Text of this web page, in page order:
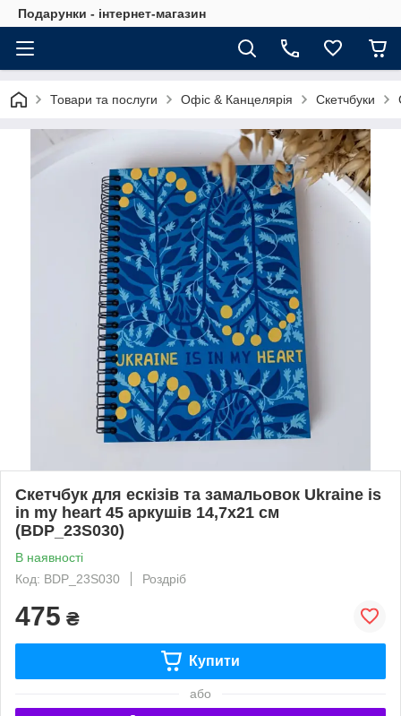
Подарунки - інтернет-магазин
Товари та послуги Офіс & Канцелярія Скетчбуки
Скетчбук для ескізів та замальовок Ukraine is
in my heart 45 аркушів 14,7х21 см
(BDP_23S030)
В наявності
Код: BDP_23S030
Роздріб
475 ₴
Купити
або